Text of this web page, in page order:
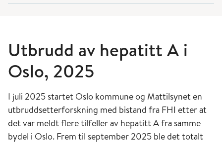
Utbrudd av hepatitt A i
Oslo, 2025
I juli 2025 startet Oslo kommune og Mattilsynet en
utbruddsetterforskning med bistand fra FHI etter at
det var meldt flere tilfeller av hepatitt A fra samme
bydel i Oslo. Frem til september 2025 ble det totalt